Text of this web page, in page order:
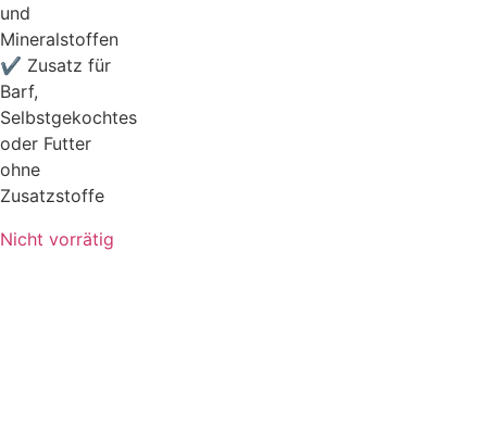
und
Mineralstoffen
✔ Zusatz für
Barf,
Selbstgekochtes
oder Futter
ohne
Zusatzstoffe
Nicht vorrätig